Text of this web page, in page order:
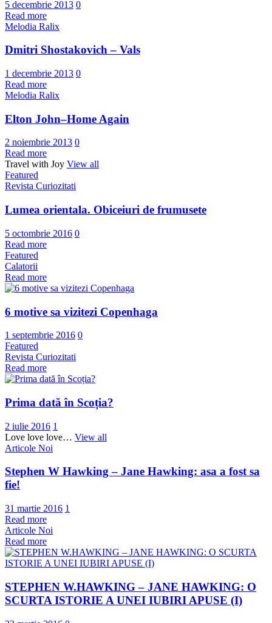
5 decembrie 2013 0
Read more
Melodia Ralix
Dmitri Shostakovich – Vals
1 decembrie 2013 0
Read more
Melodia Ralix
Elton John–Home Again
2 noiembrie 2013 0
Read more
Travel with Joy View all
Featured
Revista Curiozitati
Lumea orientala. Obiceiuri de frumusete
5 octombrie 2016 0
Read more
Featured
Calatorii
Read more
6 motive sa vizitezi Copenhaga
1 septembrie 2016 0
Featured
Revista Curiozitati
Read more
Prima dată în Scoția?
2 iulie 2016 1
Love love love… View all
Articole Noi
Stephen W Hawking – Jane Hawking: asa a fost sa
fie!
31 martie 2016 1
Read more
Articole Noi
Read more
STEPHEN W.HAWKING – JANE HAWKING: O
SCURTA ISTORIE A UNEI IUBIRI APUSE (I)